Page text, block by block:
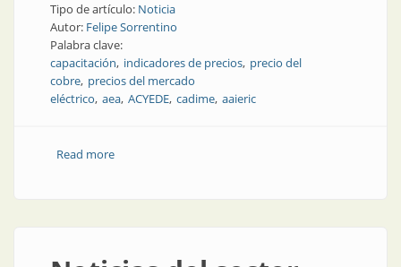
Tipo de artículo: Noticia
Autor: Felipe Sorrentino
Palabra clave:
capacitación indicadores de precios precio del
cobre precios del mercado
eléctrico aea ACYEDE cadime aaieric
Read moreabout Novedades en el sector eléctrico